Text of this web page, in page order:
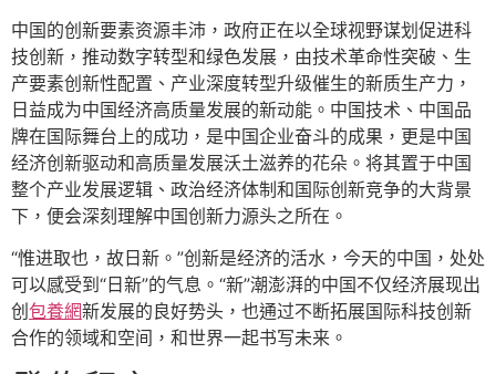
中国的创新要素资源丰沛，政府正在以全球视野谋划促进科
技创新，推动数字转型和绿色发展，由技术革命性突破、生
产要素创新性配置、产业深度转型升级催生的新质生产力，
日益成为中国经济高质量发展的新动能。中国技术、中国品
牌在国际舞台上的成功，是中国企业奋斗的成果，更是中国
经济创新驱动和高质量发展沃土滋养的花朵。将其置于中国
整个产业发展逻辑、政治经济体制和国际创新竞争的大背景
下，便会深刻理解中国创新力源头之所在。
“惟进取也，故日新。”创新是经济的活水，今天的中国，处处
可以感受到“日新”的气息。“新”潮澎湃的中国不仅经济展现出
创 包養網新发展的良好势头，也通过不断拓展国际科技创新
合作的领域和空间，和世界一起书写未来。